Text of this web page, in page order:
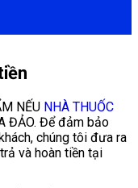
NẾU NHÀ THUỐC
ĐẢO. Để đảm bảo
chúng tôi đưa ra
và hoàn tiền tại